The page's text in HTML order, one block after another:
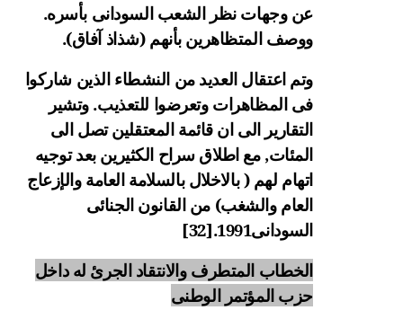
عن وجهات نظر الشعب السودانى بأسره.
ووصف المتظاهرين بأنهم (شذاذ آفاق).
وتم اعتقال العديد من النشطاء الذين شاركوا
فى المظاهرات وتعرضوا للتعذيب. وتشير
التقارير الى ان قائمة المعتقلين تصل الى
المئات, مع اطلاق سراح الكثيرين بعد توجيه
اتهام لهم ( بالاخلال بالسلامة العامة والإزعاج
العام والشغب) من القانون الجنائى
السودانى1991.
[32]
الخطاب المتطرف والانتقاد الجرئ له داخل
حزب المؤتمر الوطنى